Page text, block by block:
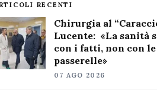
RECENTI
Chirurgia al
Lucente: «La sanità
con i fatti, non con le
passerelle»
07 AGO 2026